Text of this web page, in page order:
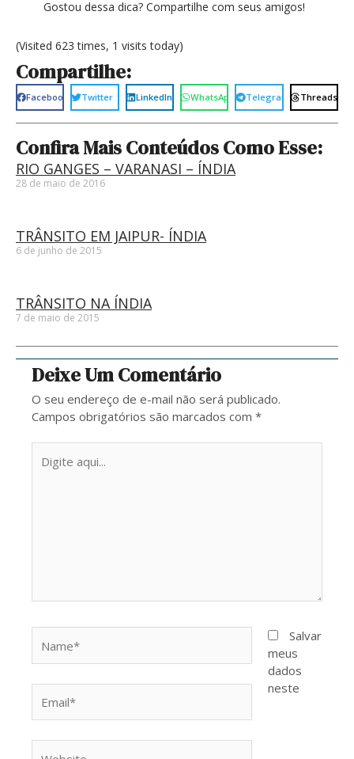
Gostou dessa dica? Compartilhe com seus amigos!
(Visited 623 times, 1 visits today)
Compartilhe:
Facebook Twitter LinkedIn WhatsApp Telegram Threads
Confira Mais Conteúdos Como Esse:
RIO GANGES – VARANASI – ÍNDIA
28 de maio de 2016
TRÂNSITO EM JAIPUR- ÍNDIA
6 de junho de 2015
TRÂNSITO NA ÍNDIA
7 de maio de 2015
Deixe Um Comentário
O seu endereço de e-mail não será publicado.
Campos obrigatórios são marcados com *
aqui...
Salvar
meus
dados
neste